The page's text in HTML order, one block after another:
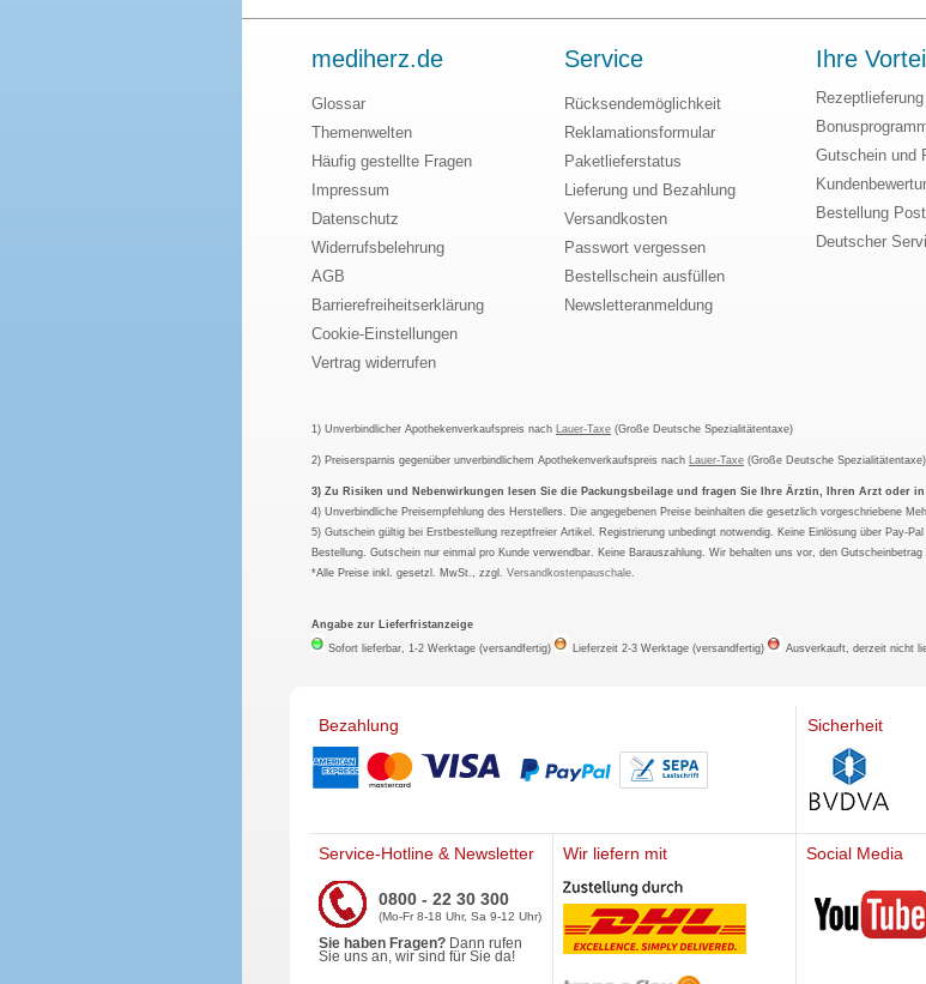
mediherz.de
Glossar
Themenwelten
Häufig gestellte Fragen
Impressum
Datenschutz
Widerrufsbelehrung
AGB
Barrierefreiheitserklärung
Cookie-Einstellungen
Vertrag widerrufen
Service
Rücksendemöglichkeit
Reklamationsformular
Paketlieferstatus
Lieferung und Bezahlung
Versandkosten
Passwort vergessen
Bestellschein ausfüllen
Newsletteranmeldung
Ihre
Rezeptlieferung
Gutschein und
Bestellung
Deutscher
1) Unverbindlicher Apothekenverkaufspreis nach Lauer-Taxe (Große Deutsche Spezialitätentaxe)
2) Preisersparnis gegenüber unverbindlichem Apothekenverkaufspreis nach Lauer-Taxe (Große Deutsche Spezialitätentaxe)
3) Zu Risiken und Nebenwirkungen lesen Sie die Packungsbeilage und fragen Sie Ihre Ärztin, Ihren Arzt oder
4) Unverbindliche Preisempfehlung des Herstellers. Die angegebenen Preise beinhalten die gesetzlich vorgeschriebene
5) Gutschein gültig bei Erstbestellung rezeptfreier Artikel. Registrierung unbedingt notwendig. Keine Einlösung über Pay-
Bestellung. Gutschein nur einmal pro Kunde verwendbar. Keine Barauszahlung. Wir behalten uns vor, den
*Alle Preise inkl. gesetzl. MwSt., zzgl.Versandkostenpauschale.
Angabe zur Lieferfristanzeige
Sofort lieferbar, 1-2 Werktage (versandfertig)
Lieferzeit 2-3 Werktage (versandfertig) Ausverkauft, derzeit nicht
Bezahlung Sicherheit
Service-Hotline & Newsletter
0800 - 22 30 300
(Mo-Fr 8-18 Uhr, Sa 9-12 Uhr)
Sie haben Fragen? Dann rufen
Sie uns an, wir sind für Sie da!
Wir liefern mit Social Media